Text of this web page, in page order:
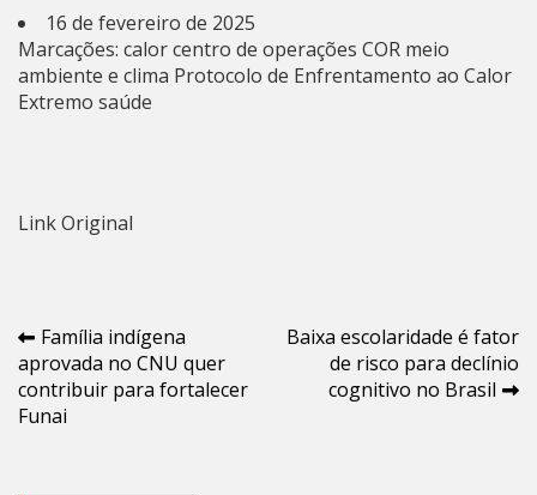
16 de fevereiro de 2025
Marcações: calorcentro de operações COR meio
ambiente e clima Protocolo de Enfrentamento ao Calor
Extremo saúde
Link Original
Navegação
de
Post
Família indígena
aprovada no CNU quer
contribuir para fortalecer
Funai
Baixa escolaridade é fator
de risco para declínio
cognitivo no Brasil